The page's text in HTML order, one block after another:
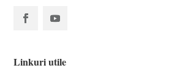
Linkuri utile